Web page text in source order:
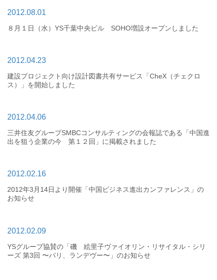
８月１日（水）YS千葉中央ビル SOHO増設オープンしました
2012.08.01
建設プロジェクト向け設計図書共有サービス「CheX（チェクロ
ス）」を開始しました
2012.04.23
三井住友グループSMBCコンサルティングの会報誌である「中国進
出を狙う企業の今 第１２回」に掲載されました
2012.04.06
2012年3月14日より開催「中国ビジネス進出カンファレンス」の
お知らせ
2012.02.16
YSグループ協賛の「磯 絵里子ヴァイオリン・リサイタル・シリ
ーズ 第3回 〜パリ、ランデヴー〜」のお知らせ
2012.02.09